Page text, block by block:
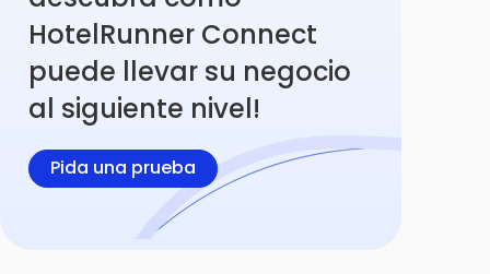
HotelRunner Connect
puede llevar su negocio
al siguiente nivel!
Pida una prueba